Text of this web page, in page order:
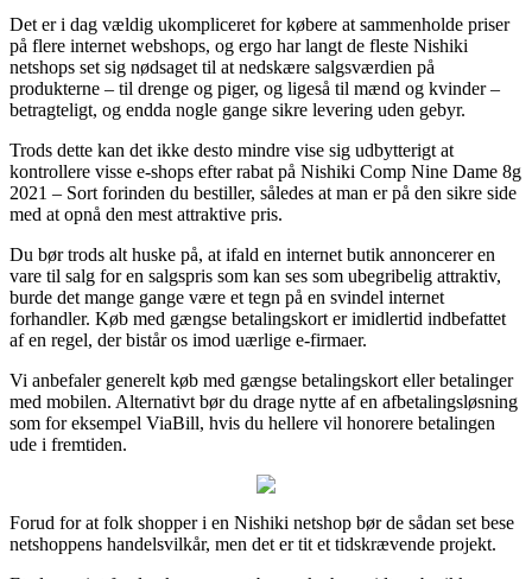
Det er i dag vældig ukompliceret for købere at sammenholde priser
på flere internet webshops, og ergo har langt de fleste Nishiki
netshops set sig nødsaget til at nedskære salgsværdien på
produkterne – til drenge og piger, og ligeså til mænd og kvinder –
betragteligt, og endda nogle gange sikre levering uden gebyr.
Trods dette kan det ikke desto mindre vise sig udbytterigt at
kontrollere visse e-shops efter rabat på Nishiki Comp Nine Dame 8g
2021 – Sort forinden du bestiller, således at man er på den sikre side
med at opnå den mest attraktive pris.
Du bør trods alt huske på, at ifald en internet butik annoncerer en
vare til salg for en salgspris som kan ses som ubegribelig attraktiv,
burde det mange gange være et tegn på en svindel internet
forhandler. Køb med gængse betalingskort er imidlertid indbefattet
af en regel, der bistår os imod uærlige e-firmaer.
Vi anbefaler generelt køb med gængse betalingskort eller betalinger
med mobilen. Alternativt bør du drage nytte af en afbetalingsløsning
som for eksempel ViaBill, hvis du hellere vil honorere betalingen
ude i fremtiden.
Forud for at folk shopper i en Nishiki netshop bør de sådan set bese
netshoppens handelsvilkår, men det er tit et tidskrævende projekt.